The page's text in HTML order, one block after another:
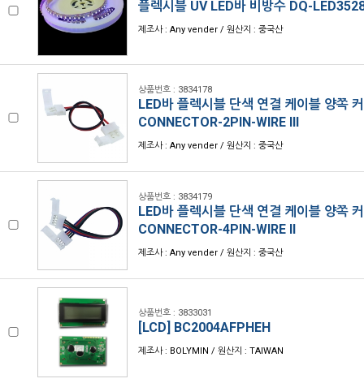
플렉시블 UV LED바 비방수 DQ-
제조사 : Any vender / 원산지 : 중국산
상품번호 : 3834178
LED바 플렉시블 단색 연결 케이블 양쪽
CONNECTOR-2PIN-WIRE III
제조사 : Any vender / 원산지 : 중국산
상품번호 : 3834179
LED바 플렉시블 단색 연결 케이블 양쪽
CONNECTOR-4PIN-WIRE II
제조사 : Any vender / 원산지 : 중국산
상품번호 : 3833031
[LCD] BC2004AFPHEH
제조사 : BOLYMIN / 원산지 : TAIWAN